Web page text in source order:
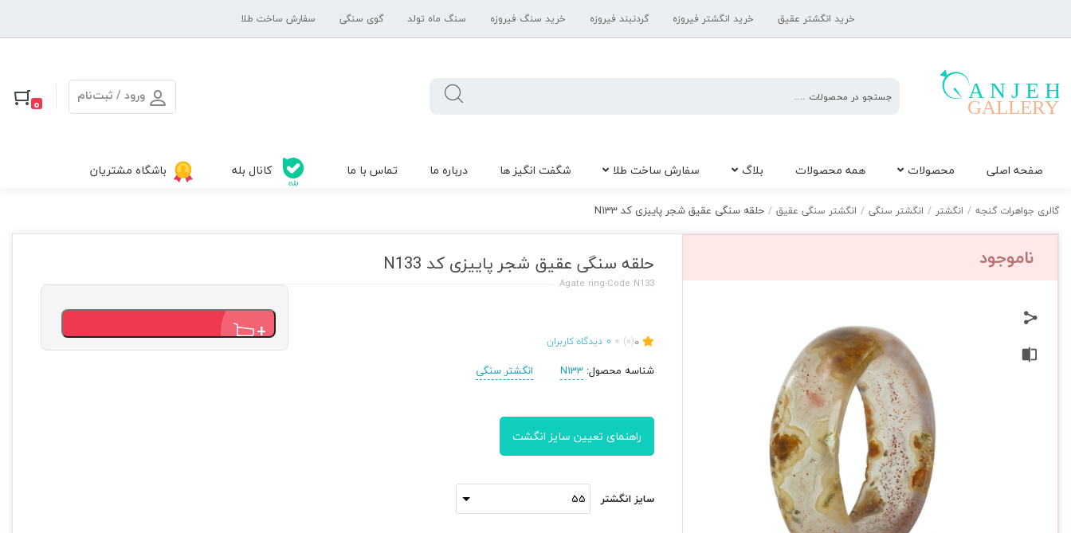
خرید انگشتر عقیق خرید انگشتر فیروزه گردنبند فیروزه خرید سنگ فیروزه سنگ ماه تولد گوی سنگی سفارش ساخت طلا
جواهرات
ورود / ثبت‌نام 0
صفحه اصلی محصولات همه محصولات بلاگ سفارش ساخت طلا شگفت انگیز ها درباره ما تماس با ما کانال بله باشگاه مشتریان
گالری جواهرات گنجه / انگشتر / انگشتر سنگی / انگشتر سنگی عقیق / حلقه سنگی عقیق شجر پاییزی کد N133
ناموجود حلقه سنگی عقیق شجر پاییزی کد N133
Agate ring-Code N133
0
(0)
0 دیدگاه کاربران
شناسه محصول:N133 انگشتر سنگی
راهنمای تعیین سایز انگشت
سایز انگشتر